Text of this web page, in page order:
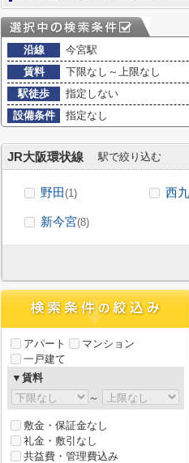
沿線
今宮駅
賃料
下限なし～上限なし
駅徒歩
指定しない
設備条件
指定なし
JR大阪環状線 駅で絞り込む
野田(1) 西
新今宮(8)
アパート
マンション
一戸建て
▼賃料
～
敷金・保証金なし
礼金・敷引なし
共益費・管理費込み